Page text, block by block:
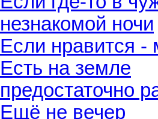
незнакомой ночи
Если нравится -
Есть на земле
предостаточно
Ещё не вечер